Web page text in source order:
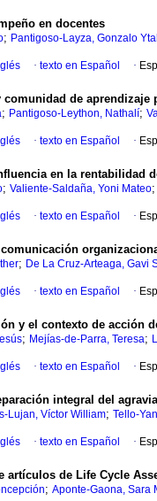
en docentes
; Pantigoso-Layza, Gonzalo
· texto en Español ·
de aprendizaje
; Pantigoso-Leython, Nathalí;
· texto en Español ·
en la rentabilidad
; Valiente-Saldaña, Yoni Mateo
· texto en Español ·
; De La Cruz-Arteaga, Gavi
· texto en Español ·
y el contexto de acción
; Mejías-de-Parra, Teresa;
· texto en Español ·
integral del
Lujan, Víctor William; Tello-
· texto en Español ·
de Life Cycle
; Aponte-Gaona, Sara